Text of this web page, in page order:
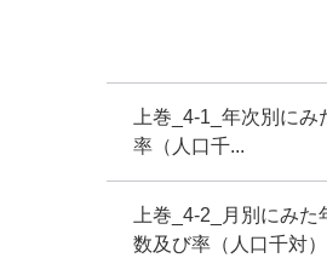
上巻_4-1_年次別にみ
率（人口千...
上巻_4-2_月別にみた
数及び率（人口千対）